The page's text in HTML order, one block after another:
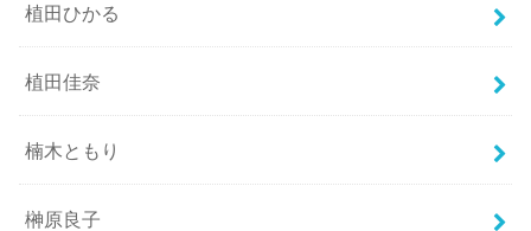
植田ひかる
植田佳奈
楠木ともり
榊原良子